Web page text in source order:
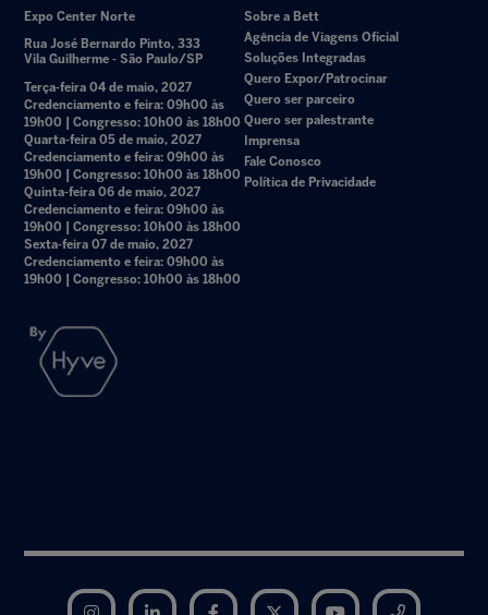
Expo Center Norte
Rua José Bernardo Pinto, 333
Vila Guilherme - São Paulo/SP
Terça-feira 04 de maio, 2027
Credenciamento e feira: 09h00 às
19h00 | Congresso: 10h00 às 18h00
Quarta-feira 05 de maio, 2027
Credenciamento e feira: 09h00 às
19h00 | Congresso: 10h00 às 18h00
Quinta-feira 06 de maio, 2027
Credenciamento e feira: 09h00 às
19h00 | Congresso: 10h00 às 18h00
Sexta-feira 07 de maio, 2027
Credenciamento e feira: 09h00 às
19h00 | Congresso: 10h00 às 18h00
Sobre a Bett
Agência de Viagens Oficial
Soluções Integradas
Quero Expor/Patrocinar
Quero ser parceiro
Quero ser palestrante
Imprensa
Fale Conosco
Política de Privacidade
Instagram LinkedIn Facebook Twitter YouTube